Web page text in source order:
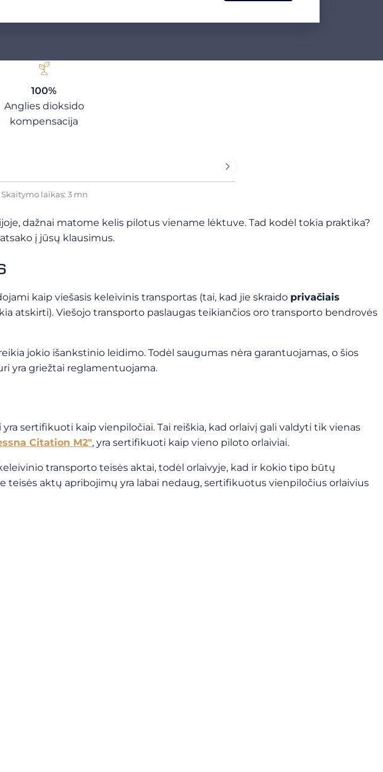
100%
Anglies dioksido
kompensacija
Skaitymo laikas: 3 mn
dažnai matome kelis pilotus viename lėktuve. Tad kodėl tokia praktika?
į jūsų klausimus.
kaip viešasis keleivinis transportas (tai, kad jie skraido privačiais
atskirti). Viešojo transporto paslaugas teikiančios oro transporto bendrovės
jokio išankstinio leidimo. Todėl saugumas nėra garantuojamas, o šios
yra griežtai reglamentuojama.
sertifikuoti kaip vienpiločiai. Tai reiškia, kad orlaivį gali valdyti tik vienas
Citation M2″, yra sertifikuoti kaip vieno piloto orlaiviai.
transporto teisės aktai, todėl orlaivyje, kad ir kokio tipo būtų
aktų apribojimų yra labai nedaug, sertifikuotus vienpiločius orlaivius